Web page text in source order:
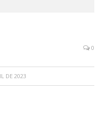
0
DE 2023